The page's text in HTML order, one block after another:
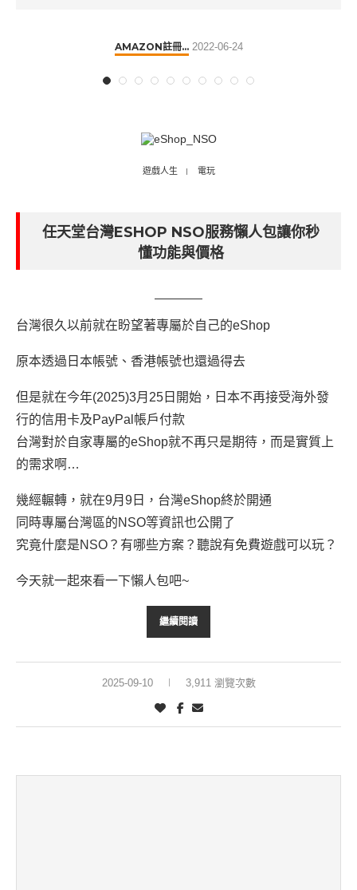
AMAZON註冊... 2022-06-24
遊戲人生 電玩
任天堂台灣ESHOP NSO服務懶人包讓你秒
懂功能與價格
台灣很久以前就在盼望著專屬於自己的eShop
原本透過日本帳號、香港帳號也還過得去
但是就在今年(2025)3月25日開始，日本不再接受海外發
行的信用卡及PayPal帳戶付款
台灣對於自家專屬的eShop就不再只是期待，而是實質上
的需求啊…
幾經輾轉，就在9月9日，台灣eShop終於開通
同時專屬台灣區的NSO等資訊也公開了
究竟什麼是NSO？有哪些方案？聽說有免費遊戲可以玩？
今天就一起來看一下懶人包吧~
繼續閱讀
2025-09-10 3,911 瀏覽次數